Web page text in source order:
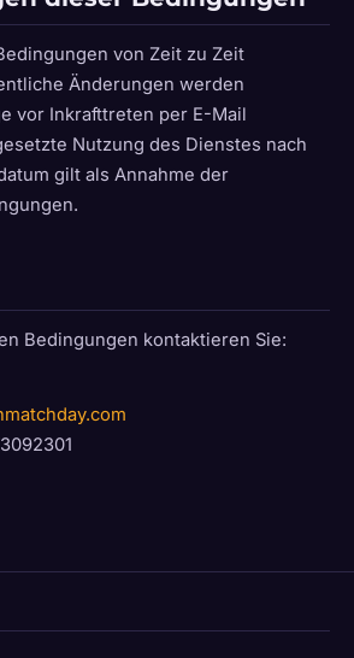
von Zeit zu Zeit
Änderungen werden
vor Inkrafttreten per E-Mail
Nutzung des Dienstes nach
gilt als Annahme der
Bedingungen kontaktieren Sie: